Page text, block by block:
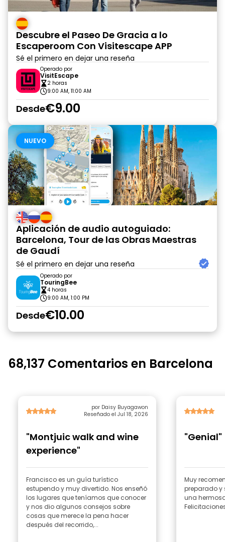
Descubre el Paseo De Gracia a lo
Escaperoom Con Visitescape APP
Sé el primero en dejar una reseña
Operado por
VisitEscape
2 horas
9:00 AM, 11:00 AM
Desde€9.00
NUEVO
Aplicación de audio autoguiado:
Barcelona, Tour de las Obras Maestras
de Gaudí
Sé el primero en dejar una reseña
Operado por
TouringBee
4 horas
9:00 AM, 1:00 PM
Desde€10.00
68,137 Comentarios en Barcelona
por Daisy Buyagawon
Reseñado el Jul 18, 2026
"Montjuic walk and wine
experience"
Francisco es un guía turístico
estupendo y muy divertido. Nos enseñó
los lugares que teníamos que conocer
y nos dio algunos consejos sobre
cosas que merece la pena hacer
después del recorrido,...
"Genial"
Muy
preparado y
una